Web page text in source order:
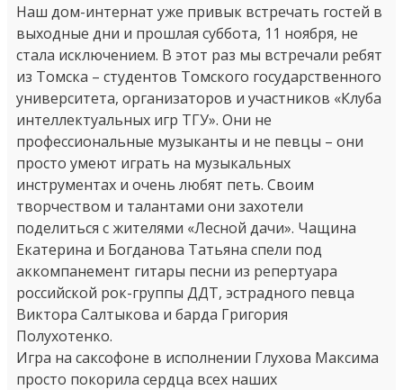
Наш дом-интернат уже привык встречать гостей в
выходные дни и прошлая суббота, 11 ноября, не
стала исключением. В этот раз мы встречали ребят
из Томска – студентов Томского государственного
университета, организаторов и участников «Клуба
интеллектуальных игр ТГУ». Они не
профессиональные музыканты и не певцы – они
просто умеют играть на музыкальных
инструментах и очень любят петь. Своим
творчеством и талантами они захотели
поделиться с жителями «Лесной дачи». Чащина
Екатерина и Богданова Татьяна спели под
аккомпанемент гитары песни из репертуара
российской рок-группы ДДТ, эстрадного певца
Виктора Салтыкова и барда Григория
Полухотенко.
Игра на саксофоне в исполнении Глухова Максима
просто покорила сердца всех наших